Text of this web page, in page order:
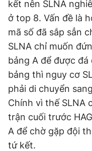
Theo dõi báo trên
Hotline
0906 645 777
Quảng cáo
Tổng biên tập: Nguyễn
Phó tổng biên tập
Phó tổng biên tập: Lâm
kết nên SLNA
ở top 8. Vấn đề là
mã số đã sắp sẳn
SLNA chỉ muốn
bảng A để được đá
bảng thì nguy cơ
phải di chuyển
Chính vì thế SLNA
trận cuối trước
A để chờ gặp đội
tứ kết.